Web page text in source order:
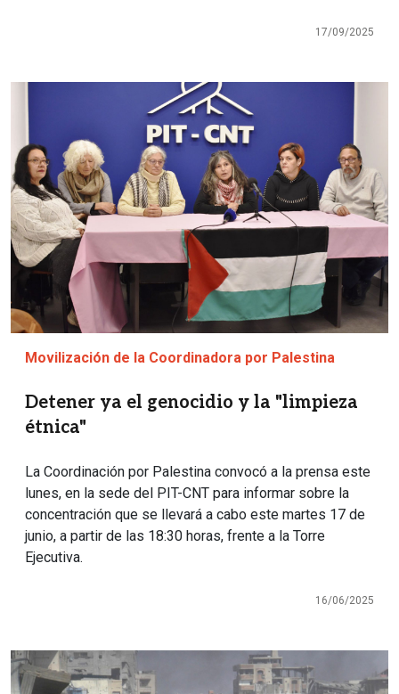
17/09/2025
Imagen
Movilización de la Coordinadora por Palestina
Detener ya el genocidio y la "limpieza
étnica"
La Coordinación por Palestina convocó a la prensa este
lunes, en la sede del PIT-CNT para informar sobre la
concentración que se llevará a cabo este martes 17 de
junio, a partir de las 18:30 horas, frente a la Torre
Ejecutiva.
16/06/2025
Imagen